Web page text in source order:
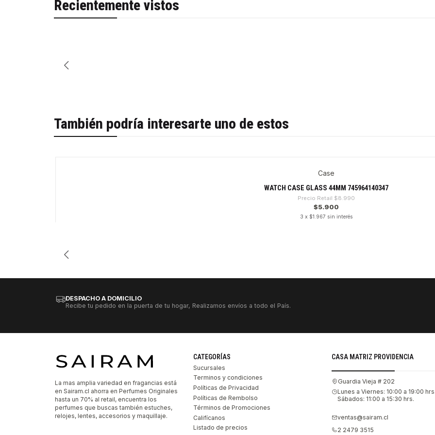
Recientemente vistos
También podría interesarte uno de estos
Case
WATCH CASE GLASS 44MM 745964140347
Precio Retail $8.990
$5.900
3 x $1.967 sin interés
DESPACHO A DOMICILIO
Recibe tu pedido en la puerta de tu hogar, Realizamos envíos a todo el País.
La mas amplia variedad en fragancias está
en Sairam.cl ahorra en Perfumes Originales
hasta un 70% al retail, encuentra los
perfumes que buscas también estuches,
relojes, lentes, accesorios y maquillaje.
CATEGORÍAS
Sucursales
Terminos y condiciones
Políticas de Privacidad
Políticas de Rembolso
Términos de Promociones
Califícanos
Listado de precios
CASA MATRIZ PROVIDENCIA
Guardia Vieja # 202
Lunes a Viernes: 10:00 a 19:00
Sábados: 11:00 a 15:30 hrs.
ventas@sairam.cl
2 2479 3515